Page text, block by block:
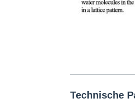
Technische